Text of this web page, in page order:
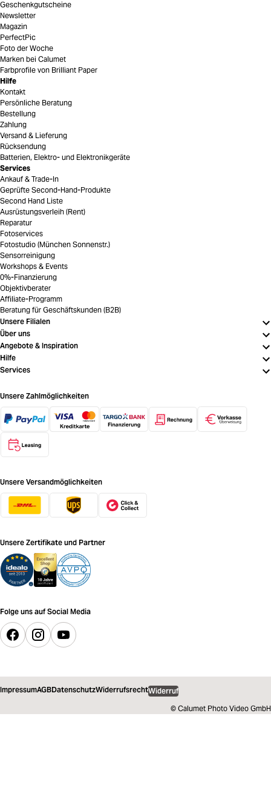
Geschenkgutscheine
Newsletter
Magazin
PerfectPic
Foto der Woche
Marken bei Calumet
Farbprofile von Brilliant Paper
Hilfe
Kontakt
Persönliche Beratung
Bestellung
Zahlung
Versand & Lieferung
Rücksendung
Batterien, Elektro- und Elektronikgeräte
Services
Ankauf & Trade-In
Geprüfte Second-Hand-Produkte
Second Hand Liste
Ausrüstungsverleih (Rent)
Reparatur
Fotoservices
Fotostudio (München Sonnenstr.)
Sensorreinigung
Workshops & Events
0%-Finanzierung
Objektivberater
Affiliate-Programm
Beratung für Geschäftskunden (B2B)
Unsere Filialen
Über uns
Angebote & Inspiration
Hilfe
Services
Unsere Zahlmöglichkeiten
Unsere Versandmöglichkeiten
Unsere Zertifikate und Partner
Folge uns auf Social Media
ImpressumAGBDatenschutzWiderrufsrechtWiderruf
© Calumet Photo Video GmbH